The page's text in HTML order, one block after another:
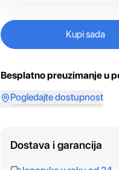
Kupi sada
Besplatno preuzimanje u
Pogledajte dostupnost
Dostava i garancija